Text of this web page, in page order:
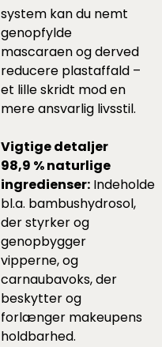
system kan du nemt
genopfylde
mascaraen og derved
reducere plastaffald –
et lille skridt mod en
mere ansvarlig livsstil.
Vigtige detaljer
98,9 % naturlige
ingredienser: Indeholder
bl.a. bambushydrosol,
der styrker og
genopbygger
vipperne, og
carnaubavoks, der
beskytter og
forlænger makeupens
holdbarhed.